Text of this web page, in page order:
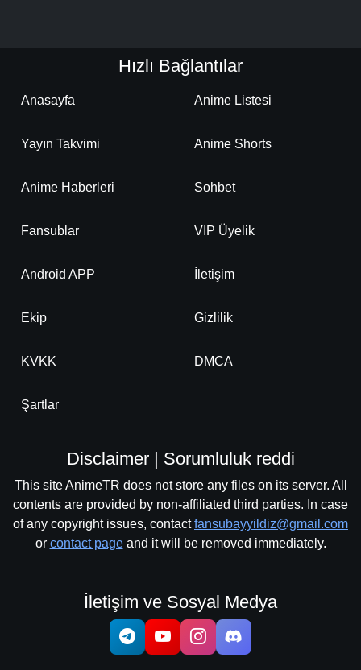
Hızlı Bağlantılar
Anasayfa Anime Listesi
Yayın Takvimi Anime Shorts
Anime Haberleri Sohbet
Fansublar VIP Üyelik
Android APP İletişim
Ekip Gizlilik
KVKK DMCA
Şartlar
Disclaimer | Sorumluluk reddi
This site AnimeTR does not store any files on its server. All
contents are provided by non-affiliated third parties. In case
of any copyright issues, contactfansubayyildiz@gmail.com
or contact pageand it will be removed immediately.
İletişim ve Sosyal Medya